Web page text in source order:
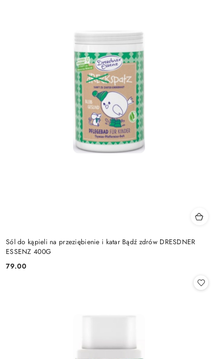
Sól do kąpieli na przeziębienie i katar Bądź zdrów DRESDNER
ESSENZ 400G
Cena:
79.00